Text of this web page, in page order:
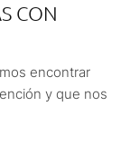
CON
encontrar
y que nos